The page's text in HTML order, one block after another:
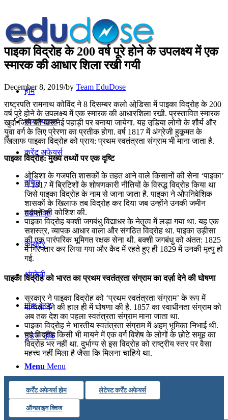
होम
सामान्यज्ञान
करेंट अफेयर्स
गणित
तर्कशक्ति
कंप्यूटर
अंग्रेजी
मॉक टेस्ट
टुडेज जीके
Menu Menu
पाइका विद्रोह के 200 वर्ष पूरे होने के उपलक्ष्‍य में एक
स्‍मारक की आधार शिला रखी गयी
December 8, 2019/by Team EduDose
राष्‍ट्रपति रामनाथ कोविंद ने 8 दिसम्बर कलो ओडि़सा में पाइका विद्रोह के 200
वर्ष पूरे होने के उपलक्ष्‍य में एक स्‍मारक की आधारशिला रखी. प्रस्‍तावित स्‍मारक
खुर्दा जिले की बारूनेई पहाड़ी पर बनाया जायेगा. यह उडि़या लोगों के शौर्य और
युवा वर्ग के लिए प्रेरणा का प्रतीक होगा. वर्ष 1817 में अंग्रेजी हुकूमत के
खिलाफ पाइका विद्रोह को प्राय: प्रथम स्‍वतंत्रता संग्राम भी माना जाता है.
पाइका विद्रोह: मुख्य तथ्यों पर एक दृष्टि
ओडिशा के गजपति शासकों के तहत आने वाले किसानों की सेना ‘पाइका’
ने 1817 में ब्रिटिशों के शोषणकारी नीतियों के विरुद्ध विद्रोह किया था
जिसे पाइका विद्रोह के नाम से जाना जाता है. पाइका ने औपनिवेशिक
शासकों के खिला‍फ तब विद्रोह कर दिया जब उन्होंने उनकी जमीन
हड़पने की कोशिश की.
पाइका विद्रोह बक्शी जगबंधु विद्याधर के नेतृत्व में लड़ा गया था. यह एक
सशस्त्र, व्यापक आधार वाला और संगठित विद्रोह था. पाइका उड़ीसा
की एक पारंपरिक भूमिगत रक्षक सेना थी. बक्शी जगबंधु को अंतत: 1825
में गिरफ्तार कर लिया गया और कैद में रहते हुए ही 1829 में उनकी मृत्यु हो
गई.
पाइका विद्रोह को भारत का प्रथम स्वतंत्रता संग्राम का दर्ज़ा देने की घोषणा
सरकार ने पाइका विद्रोह को ‘प्रथम स्वतंत्रता संग्राम’ के रूप में
मान्यता देने की हाल ही में घोषणा की है. 1857 का स्वाधीनता संग्राम को
अब तक देश का पहला स्वतंत्रता संग्राम माना जाता था.
पाइका विद्रोह ने भारतीय स्वतंत्रता संग्राम में अहम् भूमिका निभाई थी.
यह विद्रोह किसी भी मायने में एक वर्ग विशेष के लोगों के छोटे समूह का
विद्रोह भर नहीं था. दुर्भाग्य से इस विद्रोह को राष्ट्रीय स्तर पर वैसा
महत्त्व नहीं मिला है जैसा कि मिलना चाहिये था.
कर्रेंट अफेयर्स होम लेटेस्ट कर्रेंट अफेयर्स
ऑनलाइन क्विज